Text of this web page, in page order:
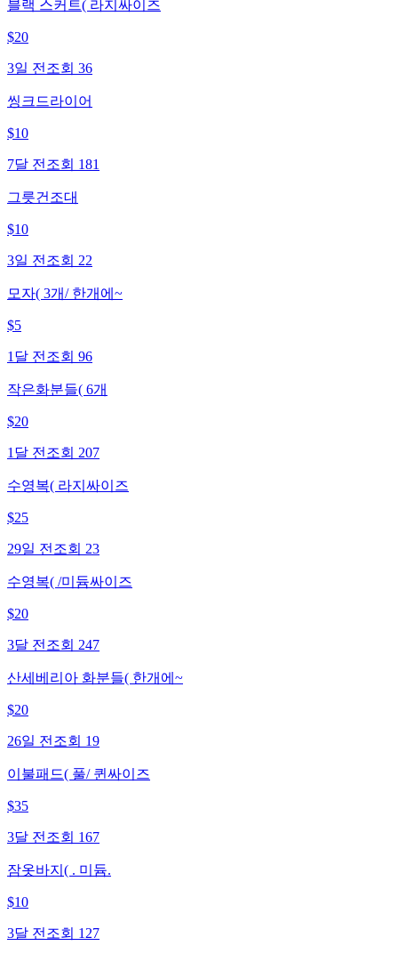
블랙 스커트( 라지싸이즈
$20
3일 전 조회 36
씽크드라이어
$10
7달 전 조회 181
그릇건조대
$10
3일 전 조회 22
모자( 3개/ 한개에~
$5
1달 전 조회 96
작은화분들( 6개
$20
1달 전 조회 207
수영복( 라지싸이즈
$25
29일 전 조회 23
수영복( /미듐싸이즈
$20
3달 전 조회 247
산세베리아 화분들( 한개에~
$20
26일 전 조회 19
이불패드( 풀/ 퀸싸이즈
$35
3달 전 조회 167
잠옷바지( . 미듐.
$10
3달 전 조회 127